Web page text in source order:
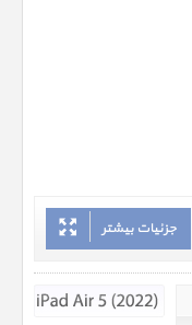
جزئیات بیشتر